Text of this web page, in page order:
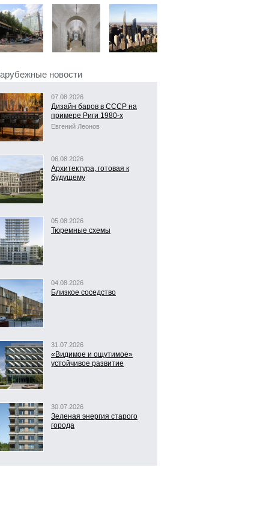
новости
07.08.2026
Дизайн баров в СССР на
примере Риги 1980-х
Евгений Леонов
06.08.2026
Архитектура, готовая к
будущему
05.08.2026
Тюремные схемы
04.08.2026
Близкое соседство
31.07.2026
«Видимое и ощутимое»
устойчивое развитие
30.07.2026
Зеленая энергия старого
города